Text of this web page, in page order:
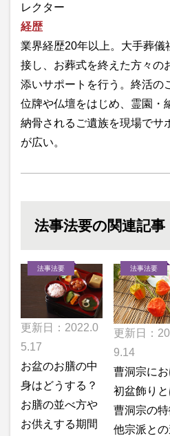
レクター
経歴
業界経歴20年以上。大手葬儀
接し、お葬式を終えた方々の
添いサポートを行う。終活の
位牌や仏壇をはじめ、霊園・
納骨されるご遺族を現場でサ
が広い。
法事法要の関連記事
法事法要
更新日：2022.0
5.17
お盆のお膳の中
身はどうする？
お膳の並べ方や
お供えする期間
法事法要
更新日：
9.14
曹洞宗にお
初盆飾りと
曹洞宗の
他宗派と